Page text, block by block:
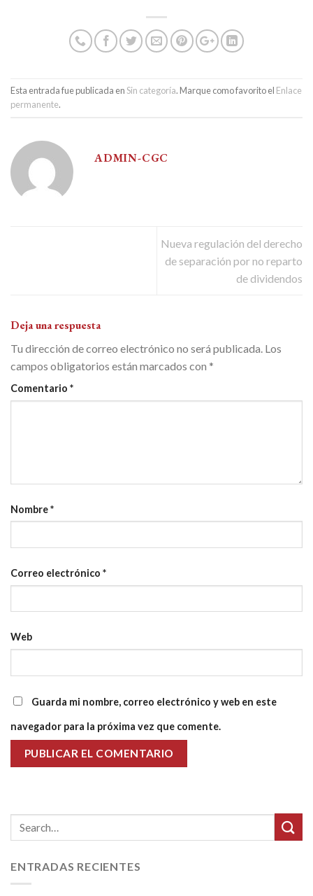
Esta entrada fue publicada enSin categoría. Marque como favorito el Enlace
permanente.
ADMIN-CGC
Nueva regulación del derecho
de separación por no reparto
de dividendos
Deja una respuesta
Tu dirección de correo electrónico no será publicada. Los
campos obligatorios están marcados con *
Comentario *
Nombre*
Correo electrónico *
Web
Guarda mi nombre, correo electrónico y web en este
navegador para la próxima vez que comente.
ENTRADAS RECIENTES